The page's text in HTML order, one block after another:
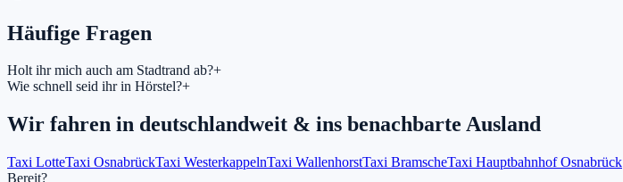
Häufige Fragen
Holt ihr mich auch am Stadtrand ab?+
Wie schnell seid ihr in Hörstel?+
Wir fahren in deutschlandweit & ins benachbarte Ausland
Taxi LotteTaxi OsnabrückTaxi WesterkappelnTaxi WallenhorstTaxi BramscheTaxi Hauptbahnhof Osnabrück
Bereit?